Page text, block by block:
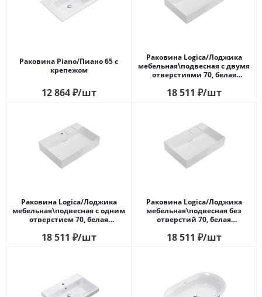
Раковина Piano/Пиано 65 с
крепежом
12 864₽/шт
Раковина Logica/Лоджика
мебельная\подвесная с двумя
отверстиями 70, белая
18 511 ₽/шт
Раковина Logica/Лоджика
мебельная\подвесная с одним
отверстием 70, белая
18 511 ₽/шт
Раковина Logica/Лоджика
мебельная\подвесная без
отверстий 70, белая
18 511 ₽/шт